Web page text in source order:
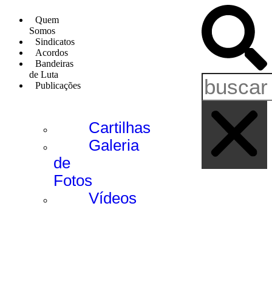
Quem
Somos
Sindicatos
Acordos
Bandeiras
de Luta
Publicações
Cartilhas
Galeria
de
Fotos
Vídeos